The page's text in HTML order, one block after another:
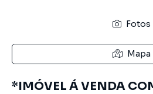
Fotos
Mapa
*IMÓVEL Á VENDA